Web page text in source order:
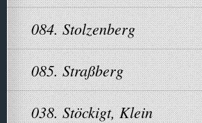
084. Stolzenberg
085. Straßberg
038. Stöckigt, Klein